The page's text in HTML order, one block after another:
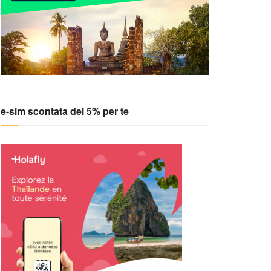
e-sim scontata del 5% per te